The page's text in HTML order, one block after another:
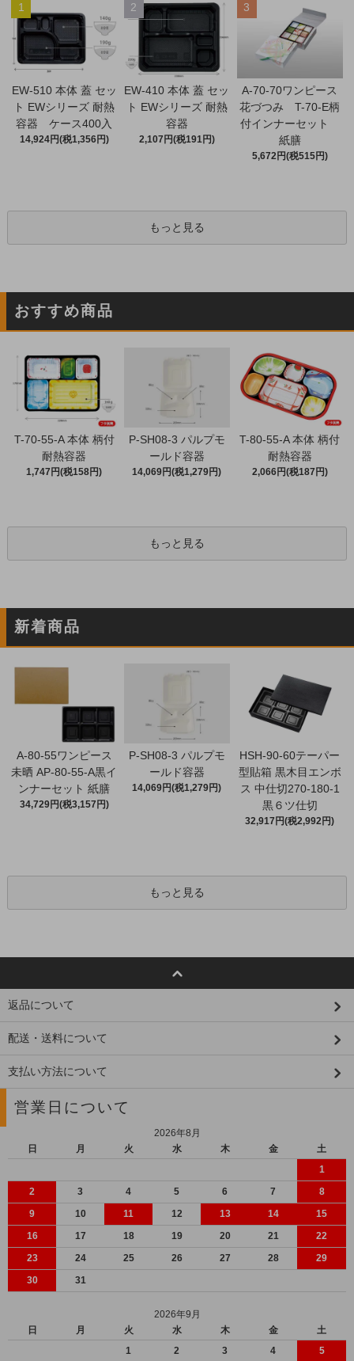
1
EW-510 本体 蓋 セッ
ト EWシリーズ 耐熱
容器 ケース400入
14,924円(税1,356円)
2
EW-410 本体 蓋 セッ
ト EWシリーズ 耐熱
容器
2,107円(税191円)
3
A-70-70ワンピース
花づつみ T-70-E柄
付インナーセット
紙膳
5,672円(税515円)
もっと見る
おすすめ商品
T-70-55-A 本体 柄付
耐熱容器
1,747円(税158円)
P-SH08-3 パルプモ
ールド容器
14,069円(税1,279円)
T-80-55-A 本体 柄付
耐熱容器
2,066円(税187円)
もっと見る
新着商品
A-80-55ワンピース
未晒 AP-80-55-A黒イ
ンナーセット 紙膳
34,729円(税3,157円)
P-SH08-3 パルプモ
ールド容器
14,069円(税1,279円)
HSH-90-60テーパー
型貼箱 黒木目エンボ
ス 中仕切270-180-1
黒６ツ仕切
32,917円(税2,992円)
もっと見る
返品について
配送・送料について
支払い方法について
営業日について
2026年8月
日
月 火 水 木 金
土
1
2
3 4 5 6 7
8
9
10 11 12 13 14
15
16
17 18 19 20 21
22
23
24 25 26 27 28
29
30
31
2026年9月
日
月 火 水 木 金
土
1
2 3 4 5